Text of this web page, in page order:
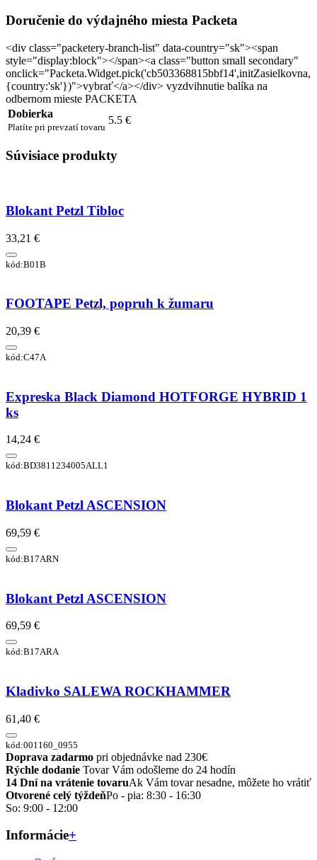
Doručenie do výdajného miesta Packeta
<div class="packetery-branch-list" data-country="sk"><span
style="display:block"></span><a class="button small secondary"
onclick="Packeta.Widget.pick('cb503368815bbf14',initZasielkovna,
{country:'sk'})">vybrať</a></div> vyzdvihnutie balíka na
odbernom mieste PACKETA
Dobierka
Platíte pri prevzatí tovaru
5.5 €
Súvisiace produkty
Blokant Petzl Tibloc
33,21 €
kód:B01B
FOOTAPE Petzl, popruh k žumaru
20,39 €
kód:C47A
Expreska Black Diamond HOTFORGE HYBRID 1
ks
14,24 €
kód:BD3811234005ALL1
Blokant Petzl ASCENSION
69,59 €
kód:B17ARN
Blokant Petzl ASCENSION
69,59 €
kód:B17ARA
Kladivko SALEWA ROCKHAMMER
61,40 €
kód:001160_0955
Doprava zadarmo pri objednávke nad 230€
Rýchle dodanie Tovar Vám odošleme do 24 hodín
14 Dní na vrátenie tovaruAk Vám tovar nesadne, môžete ho vrátiť
Otvorené celý týždeňPo - pia: 8:30 - 16:30
So: 9:00 - 12:00
Informácie+